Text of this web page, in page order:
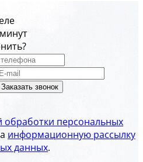
Заказать звонок
обработки персональных
информационную рассылку
данных.